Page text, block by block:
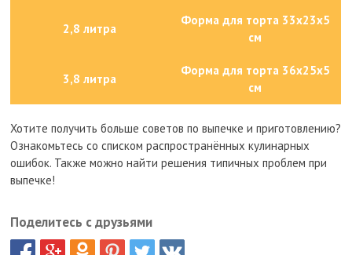
2,8 литра
Форма для торта 33x23x5
см
3,8 литра
Форма для торта 36x25x5
см
Хотите получить больше советов по выпечке и приготовлению?
Ознакомьтесь со списком распространённых кулинарных
ошибок. Также можно найти решения типичных проблем при
выпечке!
Поделитесь с друзьями